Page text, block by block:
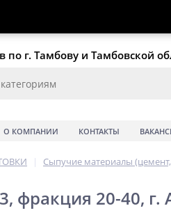
по г. Тамбову и Тамбовской
О КОМПАНИИ КОНТАКТЫ
| Сыпучие материалы
фракция 20-40, г.